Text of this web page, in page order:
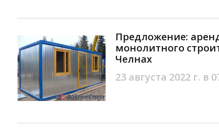
Предложение:
монолитного
Челнах
23 августа 2022 г. в